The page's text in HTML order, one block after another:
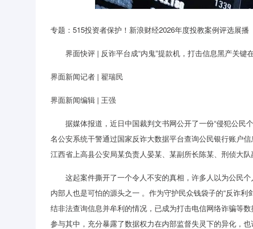
专题：515投资者保护！新浪财经2026年度投教案例评选展播
界面快评 | 反诈平台成“内鬼”提款机，打击信息黑产关键
界面新闻记者 | 翟瑞民
界面新闻编辑 | 王强
据媒体报道，近日中国裁判文书网公开了一份“侵犯公民
名公安系统干警通过国家反诈大数据平台查询公民银行账户
江西省上高县公安局某负责人晏某、某副所长陈某、刑侦大队
这起案件撕开了一个令人不安的真相，许多人以为公民个
内部人也是可怕的源头之一 。作为守护民众钱袋子的“反诈
结非法查询信息并牟利的情况，已成为打击电信网络诈骗等
参与其中，充分暴露了数据权力在内部监督失灵下的异化，也